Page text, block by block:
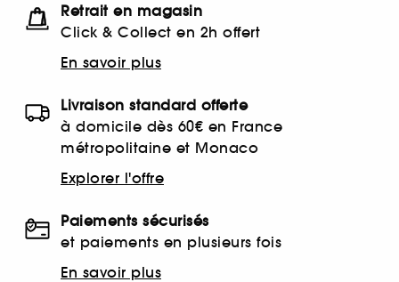
Retrait en magasin
Click & Collect en 2h offert
En savoir plus
Livraison standard offerte
à domicile dès 60€ en France
métropolitaine et Monaco
Explorer l'offre
Paiements sécurisés
et paiements en plusieurs fois
En savoir plus